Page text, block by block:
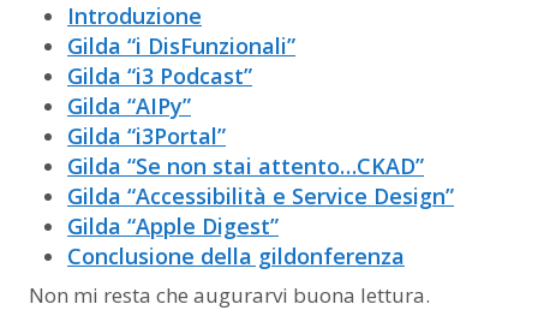
Introduzione
Gilda “i DisFunzionali”
Gilda “i3 Podcast”
Gilda “AIPy”
Gilda “i3Portal”
Gilda “Se non stai attento…CKAD”
Gilda “Accessibilità e Service Design”
Gilda “Apple Digest”
Conclusione della gildonferenza
Non mi resta che augurarvi buona lettura.